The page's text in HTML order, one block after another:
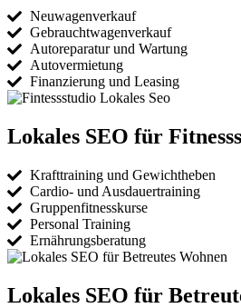
Neuwagenverkauf
Gebrauchtwagenverkauf
Autoreparatur und Wartung
Autovermietung
Finanzierung und Leasing
Lokales SEO für
Krafttraining und Gewichtheben
Cardio- und Ausdauertraining
Gruppenfitnesskurse
Personal Training
Ernährungsberatung
Lokales SEO für